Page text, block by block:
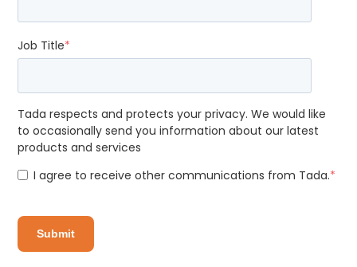
Job Title*
Tada respects and protects your privacy. We would like
to occasionally send you information about our latest
products and services
I agree to receive other communications from Tada.*